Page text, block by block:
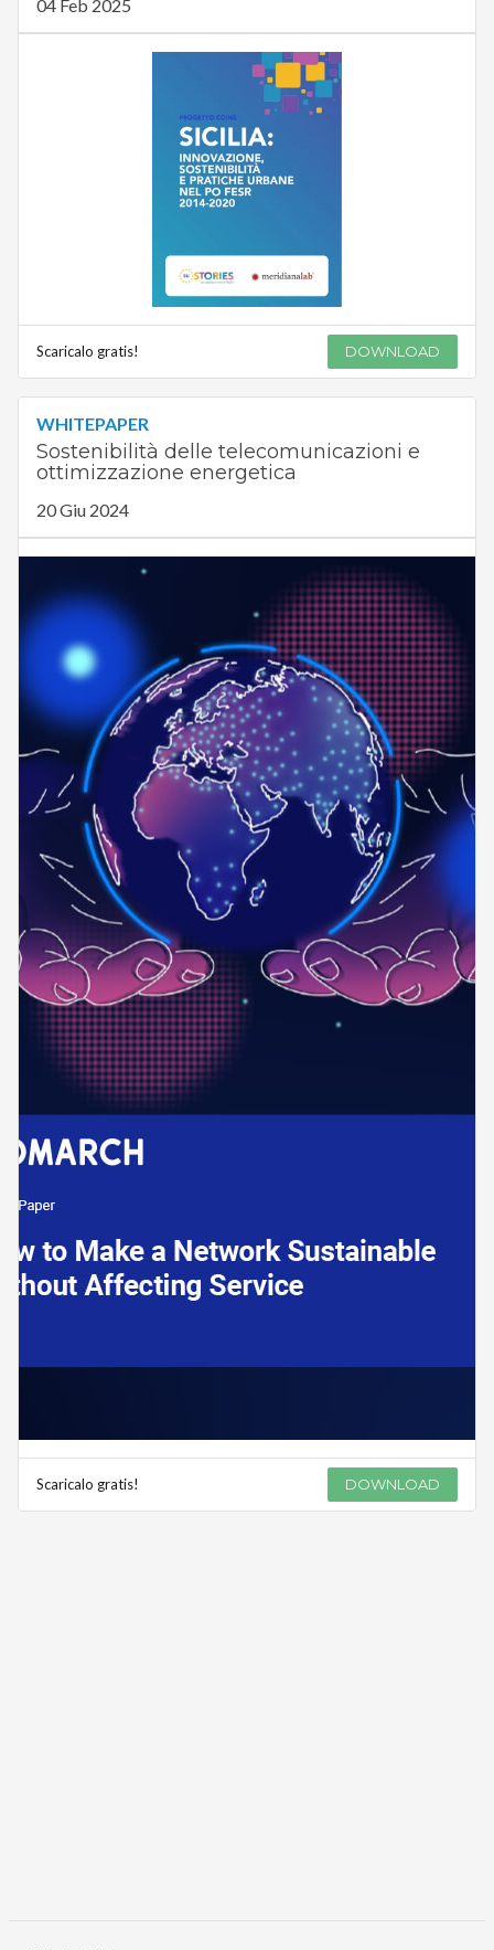
04 Feb 2025
Scaricalo gratis! DOWNLOAD
WHITEPAPER
Sostenibilità delle telecomunicazioni e
ottimizzazione energetica
20 Giu 2024
Scaricalo gratis! DOWNLOAD